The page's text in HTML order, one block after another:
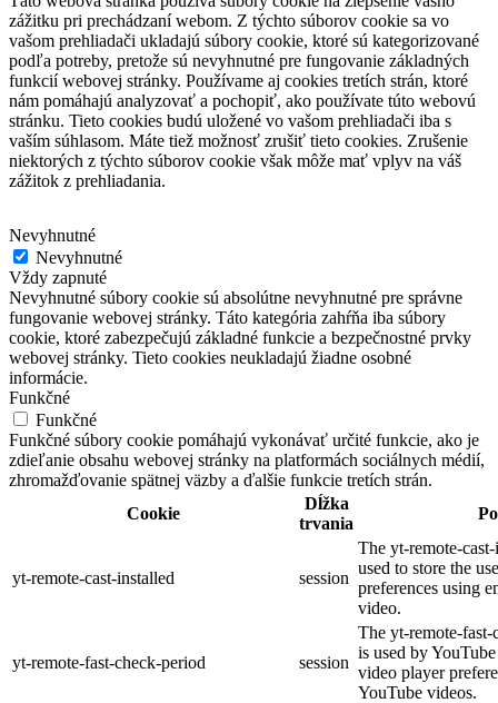
zážitku pri prechádzaní webom. Z týchto súborov cookie sa vo
vašom prehliadači ukladajú súbory cookie, ktoré sú kategorizované
podľa potreby, pretože sú nevyhnutné pre fungovanie základných
funkcií webovej stránky. Používame aj cookies tretích strán, ktoré
nám pomáhajú analyzovať a pochopiť, ako používate túto webovú
stránku. Tieto cookies budú uložené vo vašom prehliadači iba s
vaším súhlasom. Máte tiež možnosť zrušiť tieto cookies. Zrušenie
niektorých z týchto súborov cookie však môže mať vplyv na váš
zážitok z prehliadania.
Nevyhnutné
Nevyhnutné
Vždy zapnuté
Nevyhnutné súbory cookie sú absolútne nevyhnutné pre správne
fungovanie webovej stránky. Táto kategória zahŕňa iba súbory
cookie, ktoré zabezpečujú základné funkcie a bezpečnostné prvky
webovej stránky. Tieto cookies neukladajú žiadne osobné
informácie.
Funkčné
Funkčné
Funkčné súbory cookie pomáhajú vykonávať určité funkcie, ako je
zdieľanie obsahu webovej stránky na platformách sociálnych médií,
zhromažďovanie spätnej väzby a ďalšie funkcie tretích strán.
Cookie
Dĺžka
trvania
yt-remote-cast-installed session
The yt-remote-
used to store the
preferences using
video.
yt-remote-fast-check-period session
The yt-remote-
is used by
video player
YouTube videos.